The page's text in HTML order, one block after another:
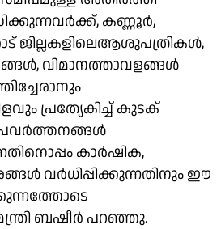
കണ്ണൂർ,
ജില്ലകളിലെആശുപത്രികൾ,
വിമാനത്താവളങ്ങൾ
പ്രത്യേകിച്ച് കുടക്
പ്രവർത്തനങ്ങൾ
കാർഷിക,
വർധിപ്പിക്കുന്നതിനും ഈ
ബഷീർ പറഞ്ഞു.